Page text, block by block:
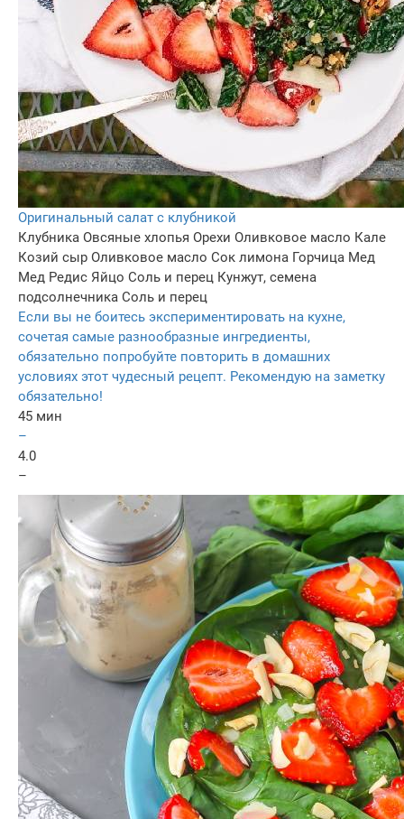
Оригинальный салат с клубникой
Клубника Овсяные хлопья Орехи Оливковое масло Кале
Козий сыр Оливковое масло Сок лимона Горчица Мед
Мед Редис Яйцо Соль и перец Кунжут, семена
подсолнечника Соль и перец
Если вы не боитесь экспериментировать на кухне,
сочетая самые разнообразные ингредиенты,
обязательно попробуйте повторить в домашних
условиях этот чудесный рецепт. Рекомендую на заметку
обязательно!
45 мин
–
4.0
–